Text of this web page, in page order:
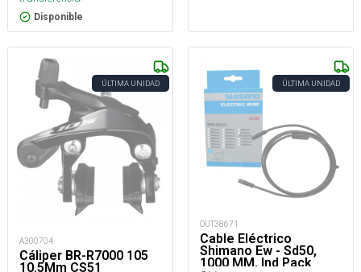
Disponible
ÚLTIMA UNIDAD
A300704
Cáliper BR-R7000 105
10.5Mm CS51
ÚLTIMA UNIDAD
OUT38671
Cable Eléctrico
Shimano Ew - Sd50,
1000 MM, Ind Pack